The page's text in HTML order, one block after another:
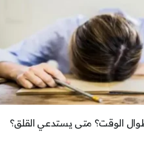
الوقت؟ متى يستدعي القلق؟